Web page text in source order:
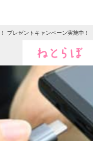
プレゼントキャンペーン実施中！
ニュース
クイズ
地域